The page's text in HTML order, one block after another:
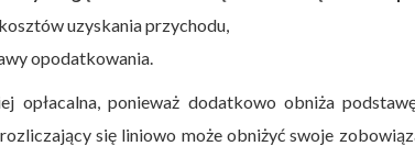
uzyskania przychodu,
opodatkowania.
opłacalna, ponieważ dodatkowo obniża
się liniowo może obniżyć swoje